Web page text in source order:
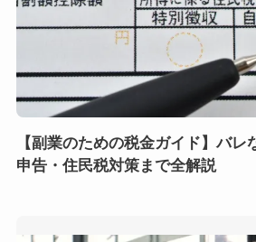
【副業のための税金ガイド】バレ
申告・住民税対策まで全解説